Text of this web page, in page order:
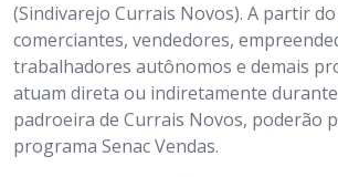
(Sindivarejo Currais Novos). A partir
comerciantes, vendedores,
trabalhadores autônomos e demais
atuam direta ou indiretamente
padroeira de Currais Novos, poderão
programa Senac Vendas.